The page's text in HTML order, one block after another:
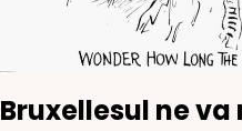
Bruxellesul ne